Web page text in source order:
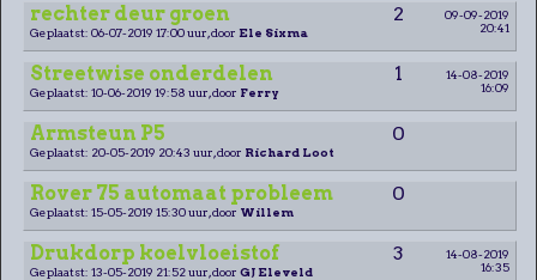
rechter deur groen 2
09-09-2019
20:41
Geplaatst: 06-07-2019 17:00 uur, door Ele Sixma
Streetwise onderdelen 1
14-08-2019
16:09
Geplaatst: 10-06-2019 19:58 uur, door Ferry
Armsteun P5 0
Geplaatst: 20-05-2019 20:43 uur, door Richard Loot
Rover 75 automaat probleem 0
Geplaatst: 15-05-2019 15:30 uur, door Willem
Drukdorp koelvloeistof 3
14-08-2019
16:35
Geplaatst: 13-05-2019 21:52 uur, door GJ Eleveld